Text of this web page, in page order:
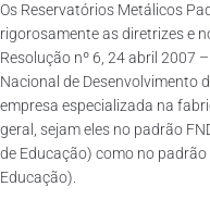
Os Reservatórios Metálicos
rigorosamente as diretrizes e
Resolução nº 6, 24 abril 2007
Nacional de Desenvolvimento
empresa especializada na
geral, sejam eles no padrão
de Educação) como no
Educação).